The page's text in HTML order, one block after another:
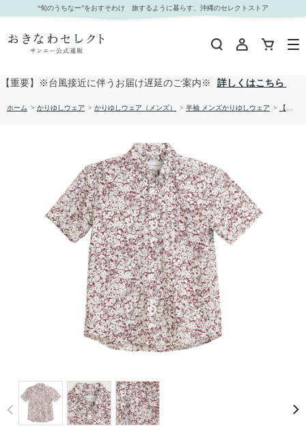
【送料無料】形態安定 小花総柄 かりゆしウェアP1025-03｜おきなわセレクト サンエー公式通販
“旬のうちなー”をおすそわけ 旅するように暮らす、沖縄のセレクトストア
【重要】※台風接近に伴うお届け遅延のご案内※ 詳しくはこちら
ホーム > かりゆしウェア > かりゆしウェア（メンズ） > 半袖 メンズかりゆしウェア > 【送料無料】形態安定 小花総柄 かりゆしウェアP1025-03
Prev